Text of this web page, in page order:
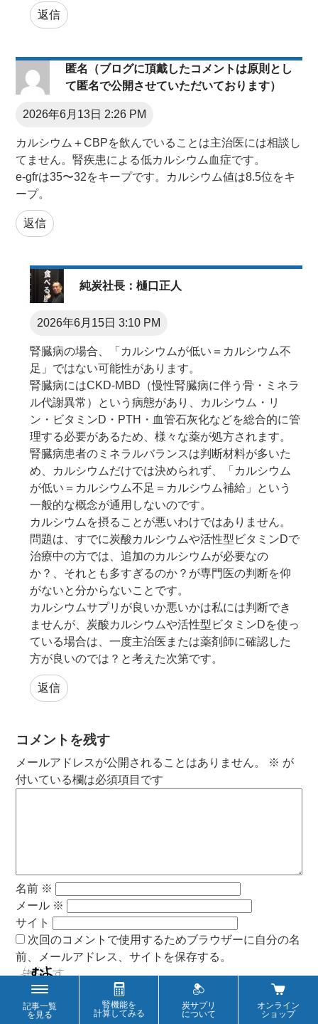
返信
匿名（ブログに頂戴したコメントは原則とし
て匿名で公開させていただいております）
2026年6月13日 2:26 PM
カルシウム＋CBPを飲んでいることは主治医には相談し
てません。腎疾患による低カルシウム血症です。
e-gfrは35〜32をキープです。カルシウム値は8.5位をキ
ープ。
返信
純炭社長：樋口正人
2026年6月15日 3:10 PM
腎臓病の場合、「カルシウムが低い＝カルシウム不
足」ではない可能性があります。
腎臓病にはCKD-MBD（慢性腎臓病に伴う骨・ミネラ
ル代謝異常）という病態があり、カルシウム・リ
ン・ビタミンD・PTH・血管石灰化などを総合的に管
理する必要があるため、様々な薬が処方されます。
腎臓病患者のミネラルバランスは判断材料が多いた
め、カルシウムだけでは決められず、「カルシウム
が低い＝カルシウム不足＝カルシウム補給」という
一般的な概念が通用しないのです。
カルシウムを摂ることが悪いわけではありません。
問題は、すでに炭酸カルシウムや活性型ビタミンDで
治療中の方では、追加のカルシウムが必要なの
か？、それとも多すぎるのか？が専門医の判断を仰
がないと分からないことです。
カルシウムサプリが良いか悪いかは私には判断でき
ませんが、炭酸カルシウムや活性型ビタミンDを使っ
ている場合は、一度主治医または薬剤師に確認した
方が良いのでは？と考えた次第です。
返信
コメントを残す
メールアドレスが公開されることはありません。 ※ が
付いている欄は必須項目です
名前 ※
メール ※
サイト
次回のコメントで使用するためブラウザーに自分の名
前、メールアドレス、サイトを保存する。
上に表示された文字を入力してください。
記事一覧
を見る
腎機能を
計算してみる
炭サプリ
について
オンライン
ショップ